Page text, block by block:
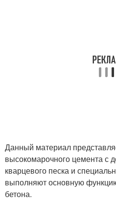
Данный материал
высокомарочного цемента с
кварцевого песка и
выполняют основную
бетона.